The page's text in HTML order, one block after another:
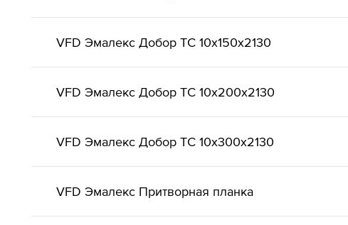
VFD Эмалекс Добор ТС 10x150x2130
VFD Эмалекс Добор ТС 10x200x2130
VFD Эмалекс Добор ТС 10x300x2130
VFD Эмалекс Притворная планка